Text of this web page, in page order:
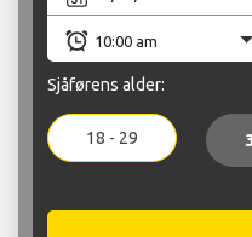
Sjåførens alder:
18 - 29